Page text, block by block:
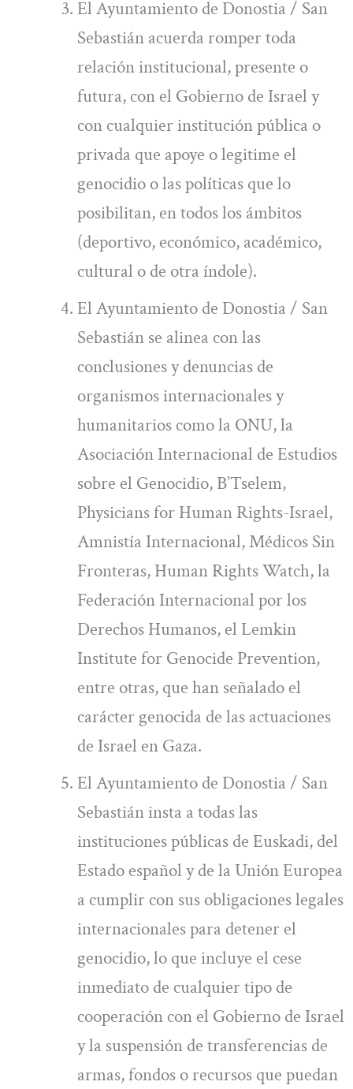
El Ayuntamiento de Donostia / San
Sebastián acuerda romper toda
relación institucional, presente o
futura, con el Gobierno de Israel y
con cualquier institución pública o
privada que apoye o legitime el
genocidio o las políticas que lo
posibilitan, en todos los ámbitos
(deportivo, económico, académico,
cultural o de otra índole).
El Ayuntamiento de Donostia / San
Sebastián se alinea con las
conclusiones y denuncias de
organismos internacionales y
humanitarios como la ONU, la
Asociación Internacional de Estudios
sobre el Genocidio, B’Tselem,
Physicians for Human Rights-Israel,
Amnistía Internacional, Médicos Sin
Fronteras, Human Rights Watch, la
Federación Internacional por los
Derechos Humanos, el Lemkin
Institute for Genocide Prevention,
entre otras, que han señalado el
carácter genocida de las actuaciones
de Israel en Gaza.
El Ayuntamiento de Donostia / San
Sebastián insta a todas las
instituciones públicas de Euskadi, del
Estado español y de la Unión Europea
a cumplir con sus obligaciones legales
internacionales para detener el
genocidio, lo que incluye el cese
inmediato de cualquier tipo de
cooperación con el Gobierno de Israel
y la suspensión de transferencias de
armas, fondos o recursos que puedan